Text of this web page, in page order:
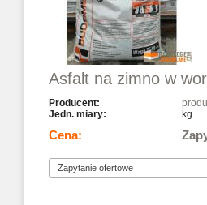
Asfalt na zimno w
kg